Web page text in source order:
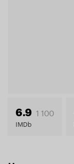
6.9 1 100
IMDb